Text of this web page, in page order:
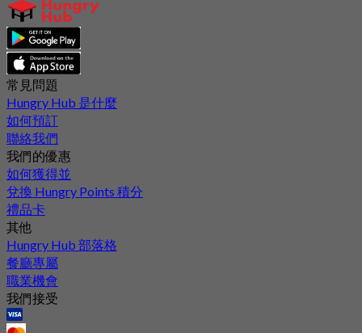
常見問題
Hungry Hub 是什麼
如何預訂
聯絡我們
我們的優惠
如何獲得並
兌換 Hungry Points 積分
禮品卡
其他
Hungry Hub 部落格
餐廳專屬
職業機會
我們接受